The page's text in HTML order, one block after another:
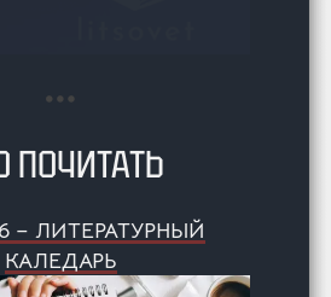
ПОЧИТАТЬ
– ЛИТЕРАТУРНЫЙ
КАЛЕДАРЬ